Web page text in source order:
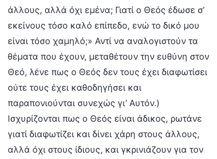
άλλους, αλλά όχι εμένα; Γιατί ο Θεός έδωσε σ’
εκείνους τόσο καλό επίπεδο, ενώ το δικό μου
είναι τόσο χαμηλό;» Αντί να αναλογιστούν τα
θέματα που έχουν, μεταθέτουν την ευθύνη στον
Θεό, λένε πως ο Θεός δεν τους έχει διαφωτίσει
ούτε τους έχει καθοδηγήσει και
παραπονιούνται συνεχώς γι’ Αυτόν.)
Ισχυρίζονται πως ο Θεός είναι άδικος, ρωτάνε
γιατί διαφωτίζει και δίνει χάρη στους άλλους,
αλλά όχι στους ίδιους, και γκρινιάζουν για τον